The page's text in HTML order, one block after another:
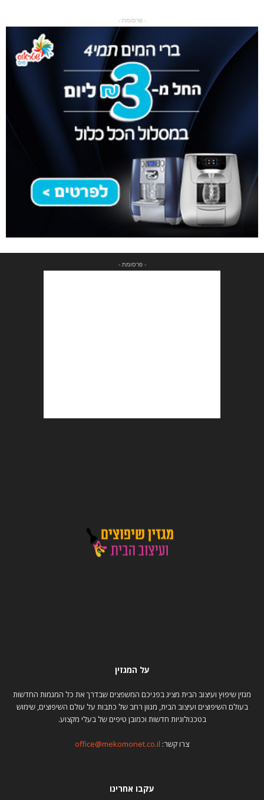
- פרסומת -
- פרסומת -
על המגזין
מגזין שיפוץ ועיצוב הבית מציג בפניכם המשפצים שבדרך את כל המגמות החדשות
בעולם השיפוצים ועיצוב הבית, מגוון רחב של כתבות על עולם השיפוצים, שימוש
בטכנולוגיות חדשות וכמובן טיפים של בעלי מקצוע.
צרו קשר: office@mekomonet.co.il
עקבו אחרינו